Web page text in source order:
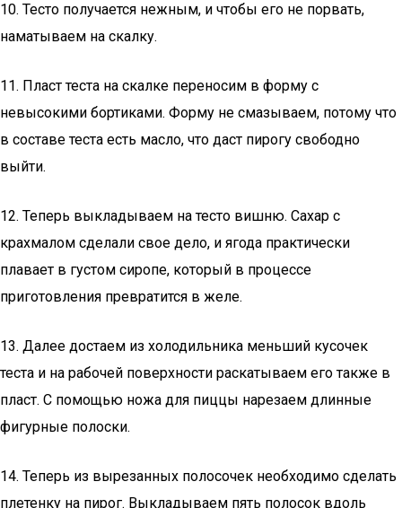
10. Тесто получается нежным, и чтобы его не порвать,
наматываем на скалку.
11. Пласт теста на скалке переносим в форму с
невысокими бортиками. Форму не смазываем, потому что
в составе теста есть масло, что даст пирогу свободно
выйти.
12. Теперь выкладываем на тесто вишню. Сахар с
крахмалом сделали свое дело, и ягода практически
плавает в густом сиропе, который в процессе
приготовления превратится в желе.
13. Далее достаем из холодильника меньший кусочек
теста и на рабочей поверхности раскатываем его также в
пласт. С помощью ножа для пиццы нарезаем длинные
фигурные полоски.
14. Теперь из вырезанных полосочек необходимо сделать
плетенку на пирог. Выкладываем пять полосок вдоль